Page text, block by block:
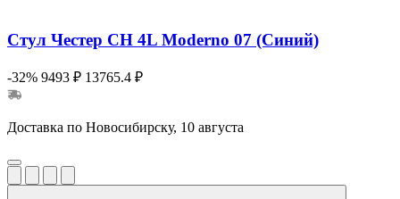
Стул Честер CH 4L Moderno 07 (Синий)
-32% 9493 ₽ 13765.4 ₽
Доставка по Новосибирску, 10 августа